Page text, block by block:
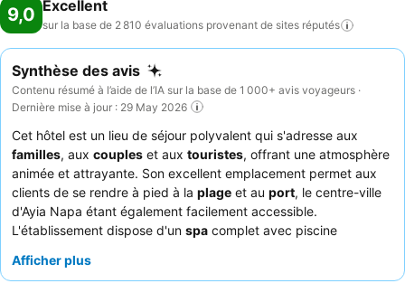
9,0 Excellent
sur la base de 2 810 évaluations provenant de sites réputés
Synthèse des avis
Contenu résumé à l’aide de l’IA sur la base de 1 000+ avis voyageurs ·
Dernière mise à jour : 29 May 2026
Cet hôtel est un lieu de séjour polyvalent qui s'adresse aux
familles, aux couples et aux touristes, offrant une atmosphère
animée et attrayante. Son excellent emplacement permet aux
clients de se rendre à pied à la plage et au port, le centre-ville
d'Ayia Napa étant également facilement accessible.
L'établissement dispose d'un spa complet avec piscine
extérieure bien entretenue et d'un club pour enfants. Les clients
Afficher plus